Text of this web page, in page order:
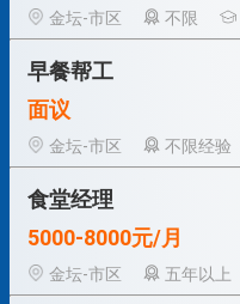
金坛-市区
不限
早餐帮工
面议
金坛-市区
不限经验
食堂经理
5000-8000元/月
金坛-市区
五年以上